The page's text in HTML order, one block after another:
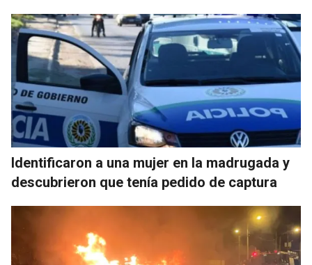
Identificaron a una mujer en la madrugada y
descubrieron que tenía pedido de captura